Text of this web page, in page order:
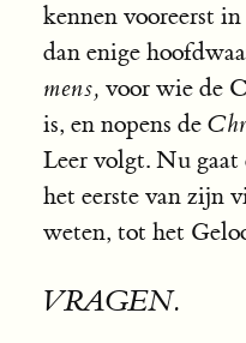
kennen vooreerst
dan enige
mens, voor wie de
is, en nopens de
Leer volgt. Nu gaat
het eerste van zijn
weten, tot het
VRAGEN.